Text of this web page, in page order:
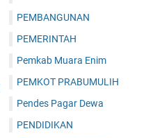
PEMBANGUNAN
PEMERINTAH
Pemkab Muara Enim
PEMKOT PRABUMULIH
Pendes Pagar Dewa
PENDIDIKAN